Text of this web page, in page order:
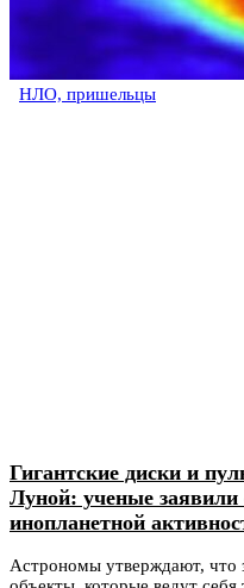
НЛО, пришельцы
Гигантские диски и
Луной: ученые заявили
инопланетной
Астрономы утверждают, что